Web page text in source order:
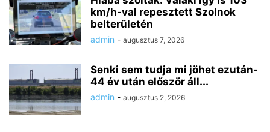
km/h-val repesztett Szolnok
belterületén
admin - augusztus 7, 2026
Senki sem tudja mi jöhet ezután-
44 év után először áll...
admin - augusztus 2, 2026